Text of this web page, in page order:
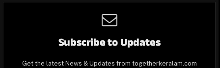
Subscribe to Updates
Get the latest News & Updates from togetherkeralam.com